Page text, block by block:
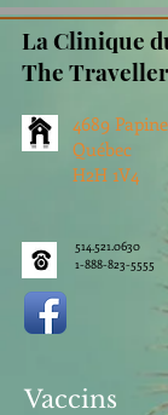
La Clinique
The
4689
Québec
H2H 1V4
514.521.0630
1-888-823-5555
Vaccins